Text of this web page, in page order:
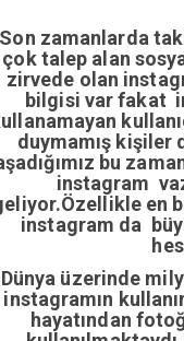
Son zamanlarda
çok talep alan
zirvede olan
bilgisi var fakat
duymamış kişiler
bu
instagram
en
instagram da
üzerinde
instagramın
hayatından